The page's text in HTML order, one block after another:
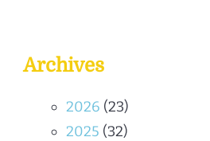
Archives
2026 (23)
2025 (32)